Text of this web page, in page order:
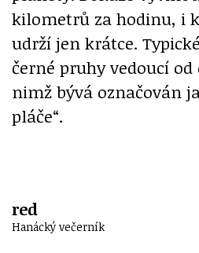
kilometrů za hodinu, i
udrží jen krátce.
černé pruhy vedoucí
nimž bývá označován
pláče“.
red
Hanácký večerník